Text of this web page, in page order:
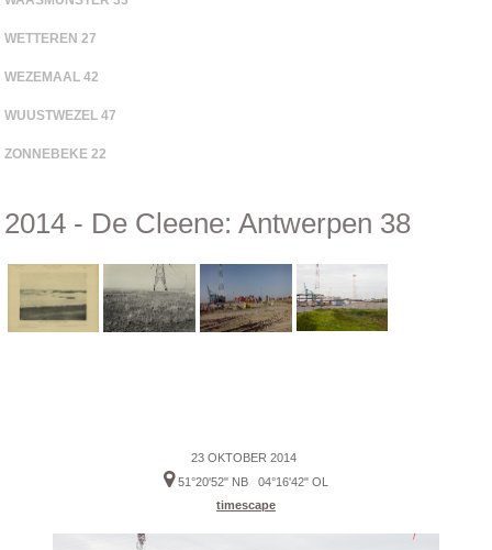
WETTEREN 27
WEZEMAAL 42
WUUSTWEZEL 47
ZONNEBEKE 22
2014 - De Cleene: Antwerpen 38
23 OKTOBER 2014
51°20'52" NB 04°16'42" OL
timescape